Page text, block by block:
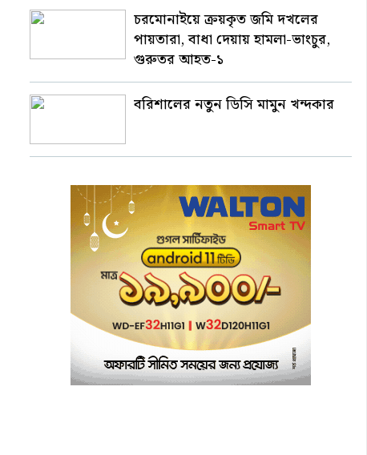
চরমোনাইয়ে ক্রয়কৃত জমি দখলের
পায়তারা, বাধা দেয়ায় হামলা-ভাংচুর,
গুরুতর আহত-১
বরিশালের নতুন ডিসি মামুন খন্দকার